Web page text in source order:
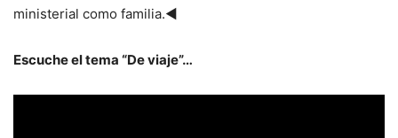
ministerial como familia.◄
Escuche el tema “De viaje”…